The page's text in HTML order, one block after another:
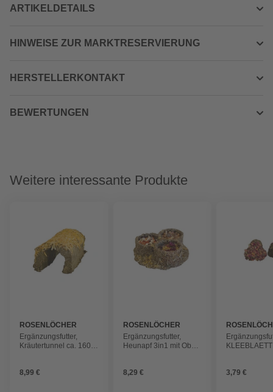
ARTIKELDETAILS
HINWEISE ZUR MARKTRESERVIERUNG
HERSTELLERKONTAKT
BEWERTUNGEN
Weitere interessante Produkte
ROSENLÖCHER
Ergänzungsfutter,
Kräutertunnel ca. 160
8,99 €
ROSENLÖCHER
Ergänzungsfutter,
Heunapf 3in1 mit Obst,
8,29 €
3,79 €